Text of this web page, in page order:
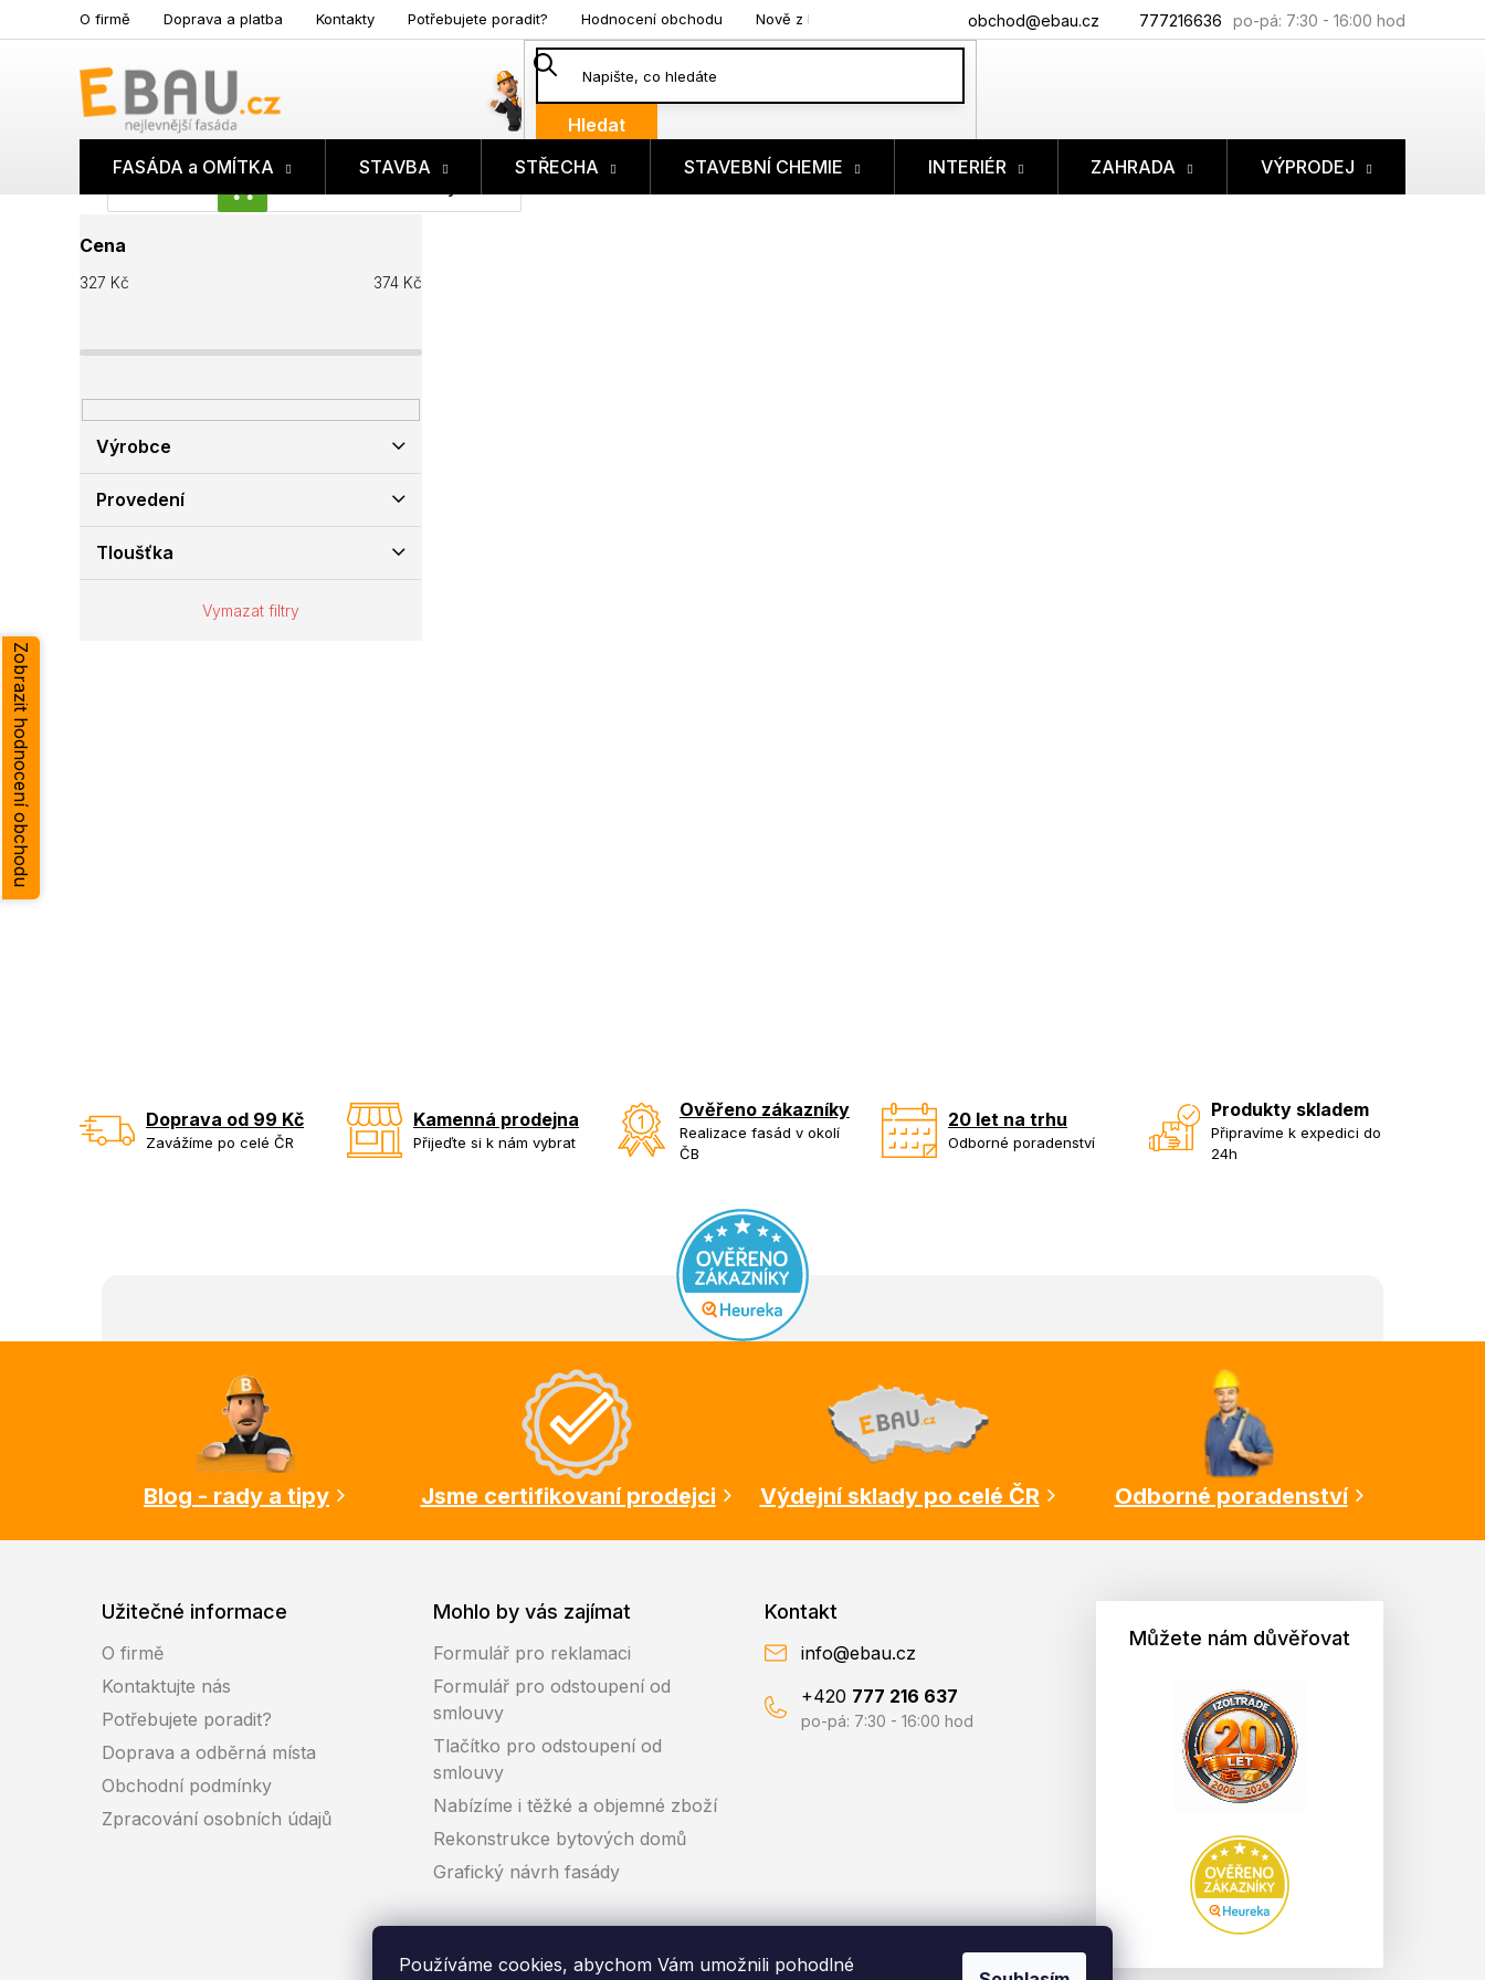
Používáme cookies, abychom Vám umožnili pohodlné
na
777216636
obchod@ebau.cz
O firmě Doprava a platba Kontakty Potřebujete poradit? Hodnocení obchodu Nově z blogu
Hledat
NÁKUPNÍ
FASÁDA a OMÍTKA STAVBA STŘECHA STAVEBNÍ CHEMIE INTERIÉR ZAHRADA VÝPRODEJ
o
s
a
n
í
a
Cena
327 Kč 374 Kč
Výrobce
Provedení
Tloušťka
Vymazat filtry
Doprava od 99 Kč
Zavážíme po celé ČR
Kamenná prodejna
Přijeďte si k nám vybrat
Ověřeno zákazníky
Realizace fasád v okolí
ČB
20 let na trhu
Odborné poradenství
Produkty skladem
Připravíme k expedici do
24h
Blog - rady a tipy
Jsme certifikovaní prodejci Výdejní sklady po celé ČR Odborné poradenství
Užitečné informace
O firmě
Kontaktujte nás
Potřebujete poradit?
Doprava a odběrná místa
Obchodní podmínky
Zpracování osobních údajů
Mohlo by vás zajímat
Formulář pro reklamaci
Formulář pro odstoupení od
smlouvy
Tlačítko pro odstoupení od
smlouvy
Nabízíme i těžké a objemné zboží
Rekonstrukce bytových domů
Grafický návrh fasády
Kontakt
info@ebau.cz
+420 777 216 637
po-pá: 7:30 - 16:00 hod
Můžete nám důvěřovat
Zobrazit hodnocení obchodu